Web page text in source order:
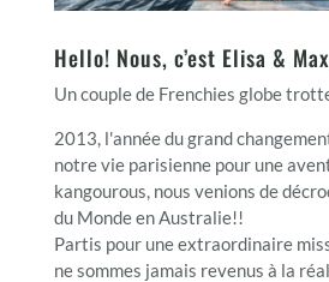
Hello! Nous, c’est Elisa &
Un couple de Frenchies globe
2013, l'année du grand
notre vie parisienne pour une
kangourous, nous venions de
du Monde en Australie!!
Partis pour une extraordinaire
ne sommes jamais revenus à la